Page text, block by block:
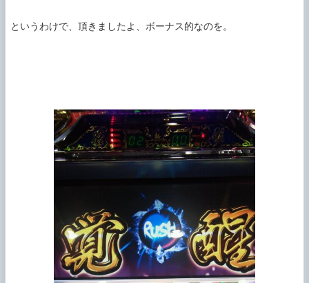
というわけで、頂きましたよ、ボーナス的なのを。